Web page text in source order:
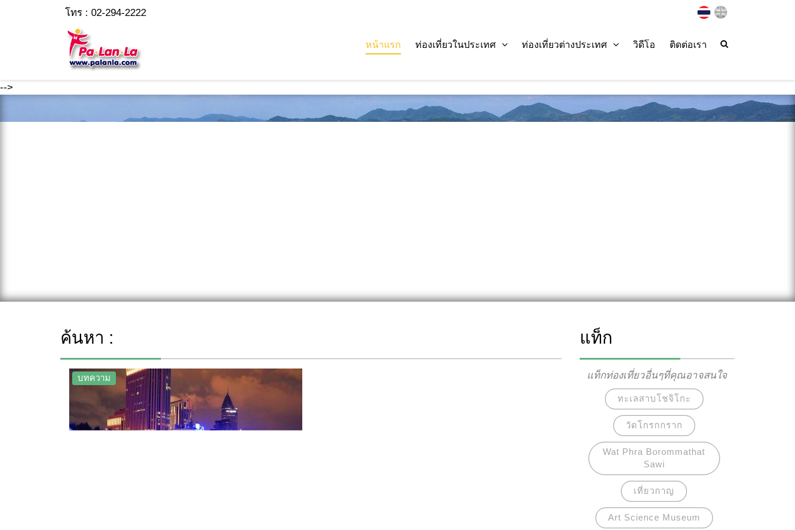
-->
โทร : 02-294-2222
หน้าแรก ท่องเที่ยวในประเทศ ท่องเที่ยวต่างประเทศ วิดีโอ ติดต่อเรา
ค้นหา :
บทความ
แท็ก
แท็กท่องเที่ยวอื่นๆที่คุณอาจสนใจ
ทะเลสาบโชจิโกะ
วัดโกรกกราก
Wat Phra Borommathat
Sawi
เที่ยวกาญ
Art Science Museum